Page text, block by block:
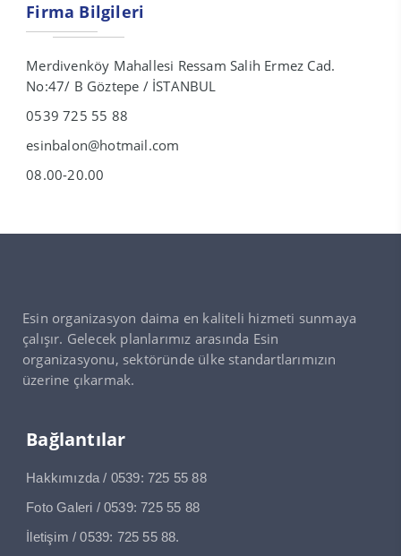
Firma Bilgileri
Merdivenköy Mahallesi Ressam Salih Ermez Cad.
No:47/ B Göztepe / İSTANBUL
0539 725 55 88
esinbalon@hotmail.com
08.00-20.00
Esin organizasyon daima en kaliteli hizmeti sunmaya
çalışır. Gelecek planlarımız arasında Esin
organizasyonu, sektöründe ülke standartlarımızın
üzerine çıkarmak.
Bağlantılar
Hakkımızda / 0539: 725 55 88
Foto Galeri / 0539: 725 55 88
İletişim / 0539: 725 55 88.